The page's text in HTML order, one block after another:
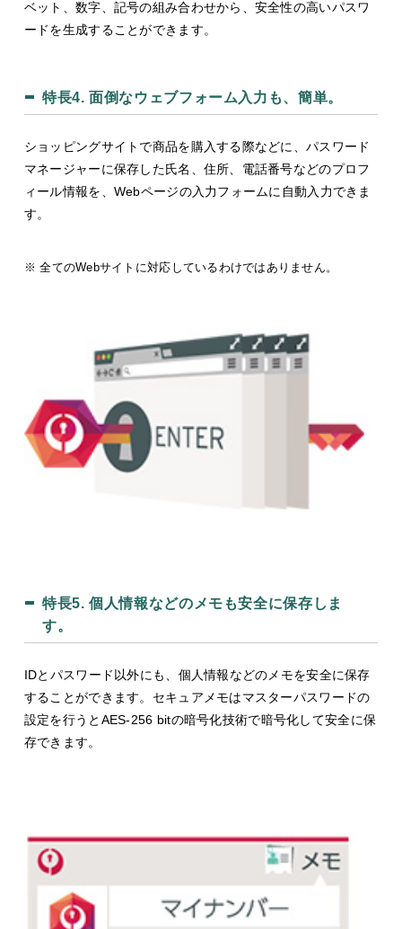
ベット、数字、記号の組み合わせから、安全性の高いパスワ
ードを生成することができます。
特長4. 面倒なウェブフォーム入力も、簡単。
ショッピングサイトで商品を購入する際などに、パスワード
マネージャーに保存した氏名、住所、電話番号などのプロフ
ィール情報を、Webページの入力フォームに自動入力できま
す。
※ 全てのWebサイトに対応しているわけではありません。
特長5. 個人情報などのメモも安全に保存しま
す。
IDとパスワード以外にも、個人情報などのメモを安全に保存
することができます。セキュアメモはマスターパスワードの
設定を行うとAES-256 bitの暗号化技術で暗号化して安全に保
存できます。